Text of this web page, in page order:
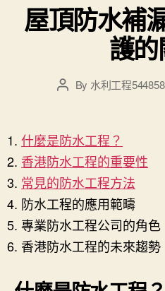
屋頂防水補
護
PostBy 水利工程
什麼是防水工程？
香港防水工程的重要性
常見的防水工程方法
防水工程的應用範疇
專業防水工程公司的角色
香港防水工程的未來趨勢